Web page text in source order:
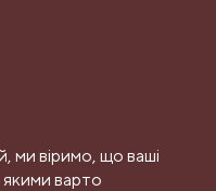
ми віримо, що ваші
варто